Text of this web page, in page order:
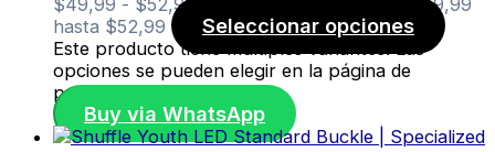
$49,99 - $52,99
Rango de precios: desde $49,99
hasta $52,99
Seleccionar opciones
Este producto tiene múltiples variantes. Las
opciones se pueden elegir en la página de
producto
Buy via WhatsApp